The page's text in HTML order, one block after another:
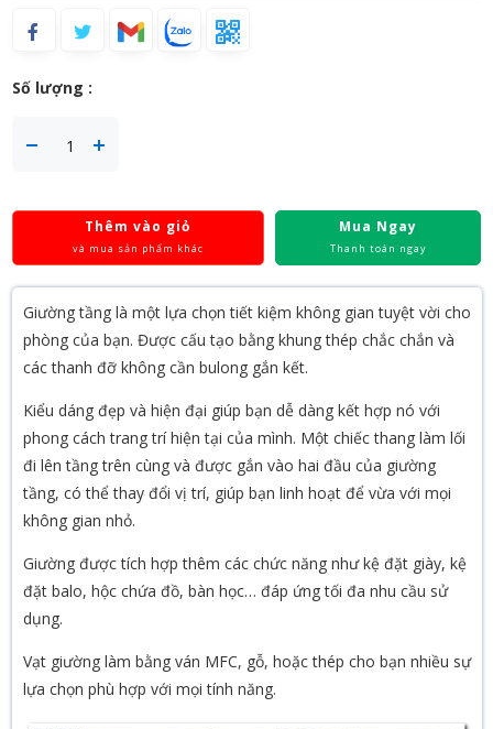
Số lượng :
Thêm vào giỏ
và mua sản phẩm khác
Mua Ngay
Thanh toán ngay
Giường tầng là một lựa chọn tiết kiệm không gian tuyệt vời cho
phòng của bạn. Được cấu tạo bằng khung thép chắc chắn và
các thanh đỡ không cần bulong gắn kết.
Kiểu dáng đẹp và hiện đại giúp bạn dễ dàng kết hợp nó với
phong cách trang trí hiện tại của mình. Một chiếc thang làm lối
đi lên tầng trên cùng và được gắn vào hai đầu của giường
tầng, có thể thay đổi vị trí, giúp bạn linh hoạt để vừa với mọi
không gian nhỏ.
Giường được tích hợp thêm các chức năng như kệ đặt giày, kệ
đặt balo, hộc chứa đồ, bàn học… đáp ứng tối đa nhu cầu sử
dụng.
Vạt giường làm bằng ván MFC, gỗ, hoặc thép cho bạn nhiều sự
lựa chọn phù hợp với mọi tính năng.